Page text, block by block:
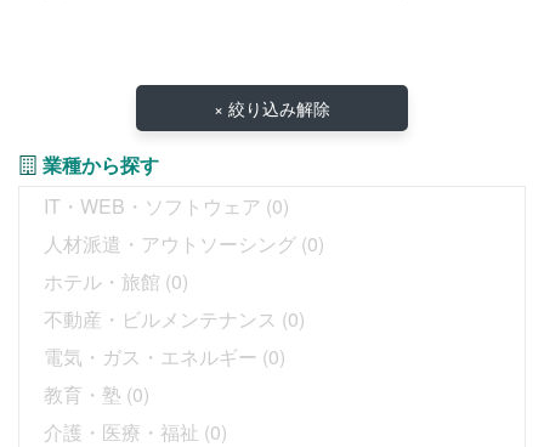
× 絞り込み解除
業種から探す
IT・WEB・ソフトウェア (0)
人材派遣・アウトソーシング (0)
ホテル・旅館 (0)
不動産・ビルメンテナンス (0)
電気・ガス・エネルギー (0)
教育・塾 (0)
介護・医療・福祉 (0)